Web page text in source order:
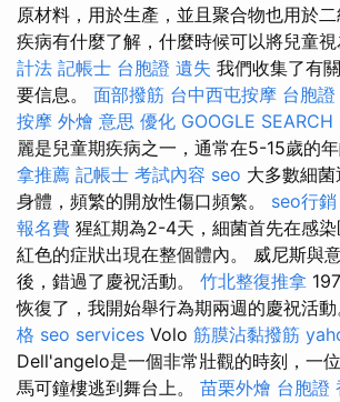
原材料，用於生產，並且聚合物也用於
疾病有什麼了解，什麼時候可以將兒童視
計法 記帳士 台胞證 遺失 我們收集了有
要信息。 面部撥筋 台中西屯按摩 台胞證
按摩 外燴 意思 優化 GOOGLE SEARCH
麗是兒童期疾病之一，通常在5-15歲的年
拿推薦 記帳士 考試內容 seo 大多數細
身體，頻繁的開放性傷口頻繁。 seo行銷
報名費 猩紅期為2-4天，細菌首先在感
紅色的症狀出現在整個體內。 威尼斯與
後，錯過了慶祝活動。 竹北整復推拿
恢復了，我開始舉行為期兩週的慶祝活動
格 seo services Volo 筋膜沾黏撥筋
Dell'angelo是一個非常壯觀的時刻，一
馬可鐘樓逃到舞台上。 苗栗外燴 台胞證